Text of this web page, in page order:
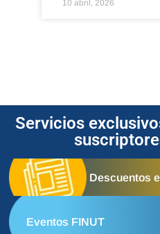
10 abril, 2026
Servicios
Descuentos
Eventos FINUT